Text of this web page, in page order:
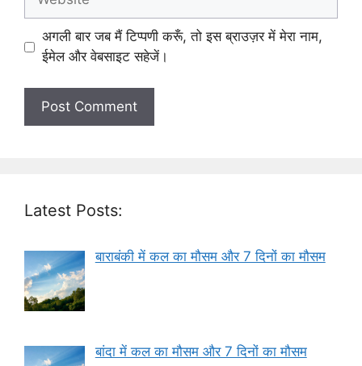
अगली बार जब मैं टिप्पणी करूँ, तो इस ब्राउज़र में मेरा नाम,
ईमेल और वेबसाइट सहेजें।
Latest Posts:
बाराबंकी में कल का मौसम और 7 दिनों का मौसम
बांदा में कल का मौसम और 7 दिनों का मौसम